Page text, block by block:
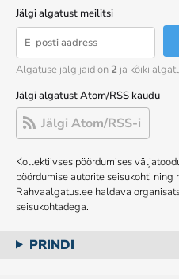
Jälgi algatust meilitsi
Algatuse jälgijaid on 2 ja kõiki
Jälgi algatust Atom/RSS kaudu
Jälgi Atom/RSS-i
Kollektiivses pöördumises
pöördumise autorite seisukohti
Rahvaalgatus.ee haldava
seisukohtadega.
PRINDI